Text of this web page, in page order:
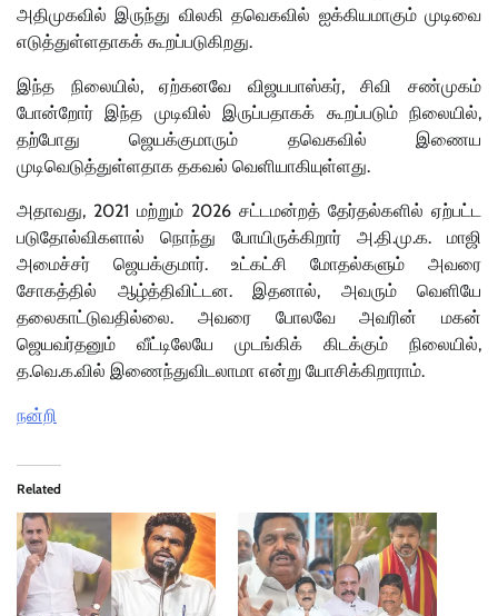
அதிமுகவில் இருந்து விலகி தவெகவில் ஐக்கியமாகும் முடிவை
எடுத்துள்ளதாகக் கூறப்படுகிறது.
இந்த நிலையில், ஏற்கனவே விஜயபாஸ்கர், சிவி சண்முகம்
போன்றோர் இந்த முடிவில் இருப்பதாகக் கூறப்படும் நிலையில்,
தற்போது ஜெயக்குமாரும் தவெகவில் இணைய
முடிவெடுத்துள்ளதாக தகவல் வெளியாகியுள்ளது.
அதாவது, 2021 மற்றும் 2026 சட்டமன்றத் தேர்தல்களில் ஏற்பட்ட
படுதோல்விகளால் நொந்து போயிருக்கிறார் அ.தி.மு.க. மாஜி
அமைச்சர் ஜெயக்குமார். உட்கட்சி மோதல்களும் அவரை
சோகத்தில் ஆழ்த்திவிட்டன. இதனால், அவரும் வெளியே
தலைகாட்டுவதில்லை. அவரை போலவே அவரின் மகன்
ஜெயவர்தனும் வீட்டிலேயே முடங்கிக் கிடக்கும் நிலையில்,
த.வெ.க.வில் இணைந்துவிடலாமா என்று யோசிக்கிறாராம்.
நன்றி
Related